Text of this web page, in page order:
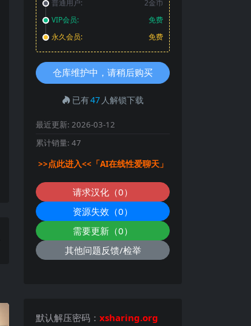
普通用户:
2金币
VIP会员:
免费
永久会员:
免费
仓库维护中，请稍后购买
已有47 人解锁下载
最近更新: 2026-03-12
累计销量: 47
>>点此进入<<「AI在线性爱聊天」
请求汉化（0）
资源失效（0）
需要更新（0）
其他问题反馈/检举
默认解压密码： xsharing.org